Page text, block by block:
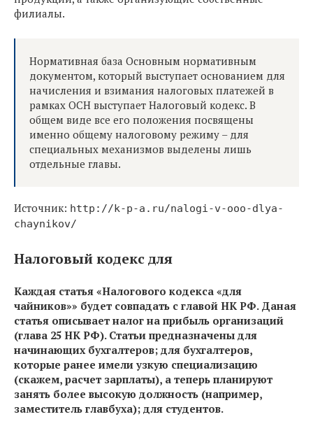
филиалы.
Нормативная база Основным нормативным
документом, который выступает основанием для
начисления и взимания налоговых платежей в
рамках ОСН выступает Налоговый кодекс. В
общем виде все его положения посвящены
именно общему налоговому режиму – для
специальных механизмов выделены лишь
отдельные главы.
Источник: http://k-p-a.ru/nalogi-v-ooo-dlya-
chaynikov/
Налоговый кодекс для
Каждая статья «Налогового кодекса «для
чайников»» будет совпадать с главой НК РФ. Даная
статья описывает налог на прибыль организаций
(глава 25 НК РФ). Статьи предназначены для
начинающих бухгалтеров; для бухгалтеров,
которые ранее имели узкую специализацию
(скажем, расчет зарплаты), а теперь планируют
занять более высокую должность (например,
заместитель главбуха); для студентов.